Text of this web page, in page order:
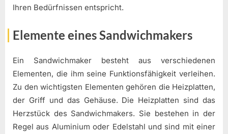
Ihren Bedürfnissen entspricht.
Elemente eines Sandwichmakers
Ein Sandwichmaker besteht aus verschiedenen
Elementen, die ihm seine Funktionsfähigkeit verleihen.
Zu den wichtigsten Elementen gehören die Heizplatten,
der Griff und das Gehäuse. Die Heizplatten sind das
Herzstück des Sandwichmakers. Sie bestehen in der
Regel aus Aluminium oder Edelstahl und sind mit einer